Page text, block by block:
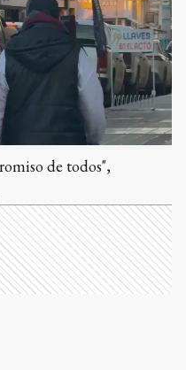
de todos",